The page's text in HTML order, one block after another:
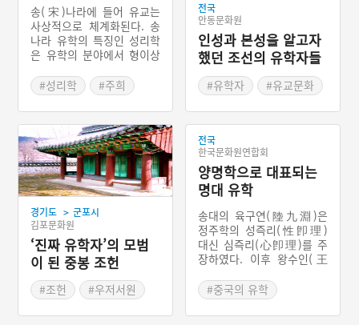
송(宋)나라에 들어 유교는
사상적으로 체계화된다. 송
나라 유학의 특징인 성리학
은 유학의 분야에서 형이상
크다. 송대 유학은 형이상학
의 발전기로, 만물의 생성변
화와 인간의 도덕의 가치를
리(理)위에 구축하였다. 주
희(朱熹)는 선배들의 ‘이기
(理氣)’에 관한 학설을 종합
하여 성즉리(性卽理)라는
유교 이론 체계를 확립했다.
이기론(理氣論)은 존재의
문제를 탐구하는 학설로 이
(理)가 사물이 생성되는 형
이상적 근거이자 원리라면
기(氣)는 그 사물을 구성하
는 형이학적 재료에 해당한
다는 학설이다. 이 둘은 서
로 다르지만 그렇다고 떨어
져 존재하지도 않는 관계로
#성리학
#주희
전국
안동문화원
인성과 본성을 알고자
했던 조선의 유학자들
#유학자 #유교문화
경기도 > 군포시
김포문화원
‘진짜 유학자’의 모범
이 된 중봉 조헌
#조헌 #우저서원
전국
한국문화원연합회
양명학으로 대표되는
명대 유학
송대의 육구연(陸九淵)은
정주학의 성즉리(性卽理)
대신 심즉리(心卽理)를 주
장하였다. 이후 왕수인(王
양명학(陽明學)을 주창하였
다. 양명은 왕수인의 호다.
양명학에서는 사람에게는
#중국의 유학